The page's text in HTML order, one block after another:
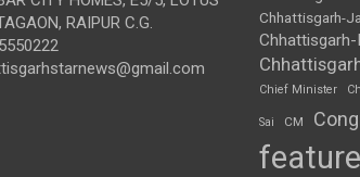
RAIPUR C.G.
Chhattisgarh-
Chief Minister
Sai CM